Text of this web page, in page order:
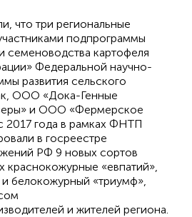
что три региональные
подпрограммы
семеноводства картофеля
Федеральной научно-
развития сельского
ООО «Дока-Генные
и ООО «Фермерское
2017 года в рамках ФНТП
в госреестре
РФ 9 новых сортов
краснокожурные «евпатий»,
белокожурный «триумф»,
и жителей региона.